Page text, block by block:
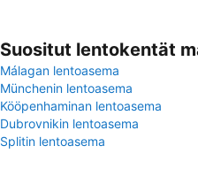
Suositut lentokentät
Málagan lentoasema
Münchenin lentoasema
Kööpenhaminan lentoasema
Dubrovnikin lentoasema
Splitin lentoasema